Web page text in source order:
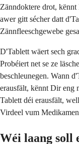
Zänndoktere drot,
awer gitt sécher datt
Zännfleeschgewebe
D'Tablett wäert sech
Probéiert net se ze
beschleunegen. Wann
erausfält, kënnt Dir eng
Tablett déi erausfält,
Virdeel vum
Wéi laang soll